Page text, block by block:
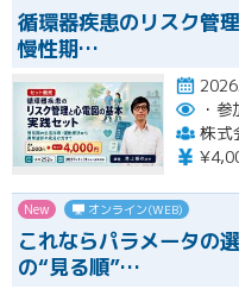
循環器疾患のリスク管
慢性期…
株
New オンライン(WEB)
これならパラメータの
の“見る順”…